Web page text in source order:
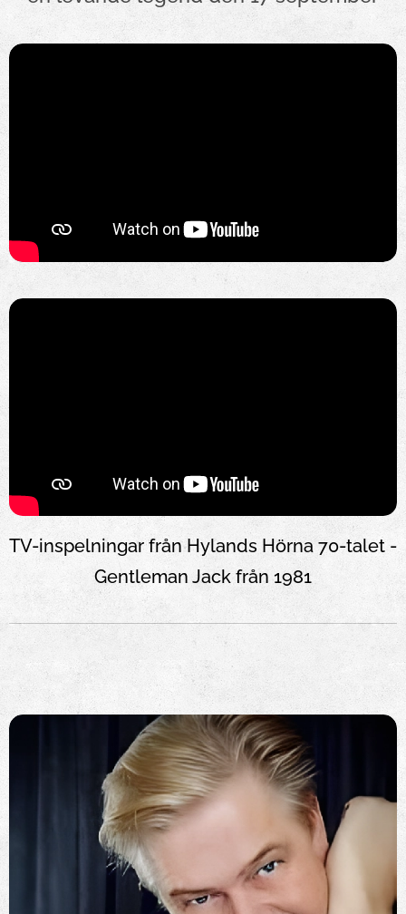
TV-inspelningar från Hylands Hörna 70-talet -
Gentleman Jack från 1981